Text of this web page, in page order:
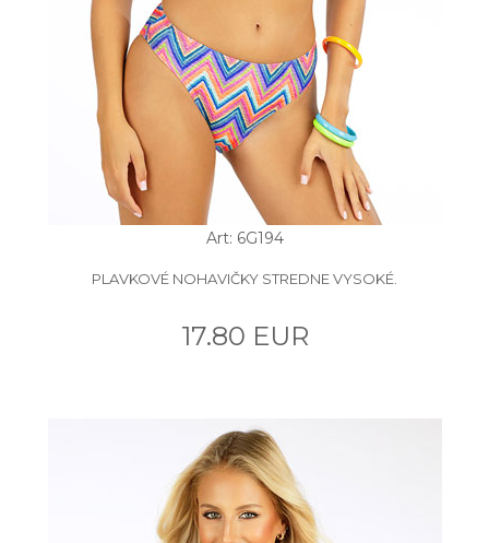
Art: 6G194
PLAVKOVÉ NOHAVIČKY STREDNE VYSOKÉ.
17.80 EUR